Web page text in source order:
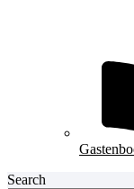
Search